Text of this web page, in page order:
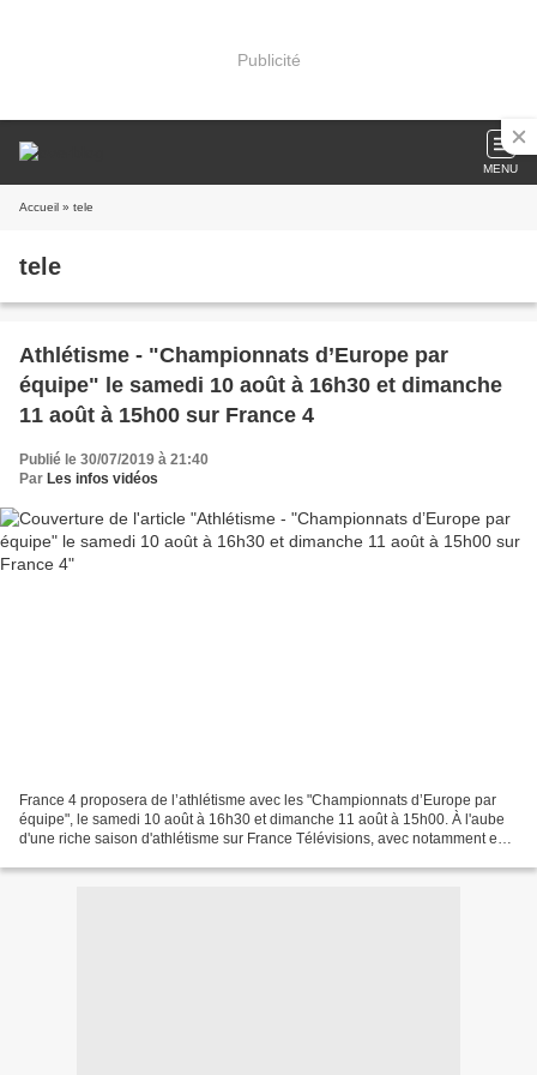
Publicité
MENU
Accueil » tele
tele
Athlétisme - "Championnats d’Europe par
équipe" le samedi 10 août à 16h30 et dimanche
11 août à 15h00 sur France 4
Publié le 30/07/2019 à 21:40
Par Les infos vidéos
France 4 proposera de l’athlétisme avec les "Championnats d’Europe par
équipe", le samedi 10 août à 16h30 et dimanche 11 août à 15h00. À l'aube
d'une riche saison d'athlétisme sur France Télévisions, avec notamment en